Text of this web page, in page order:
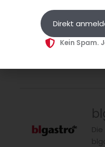
Quelle: NQZ an der
Direkt
Kein Spam.